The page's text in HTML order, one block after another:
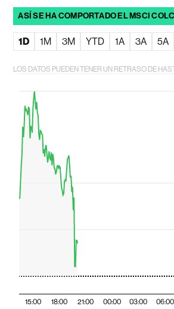
ASÍ SE HA COMPORTADO EL MSCI
1D 1M 3M YTD 1A 3A 5A
LOS DATOS PUEDEN TENER UN RETRASO DE
15:00 18:00 21:00 00:00 03:00 06:00